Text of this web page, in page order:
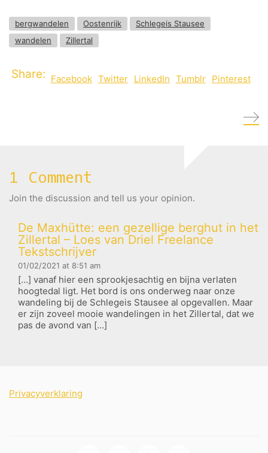
bergwandelen Oostenrijk
Schlegeis Stausee
wandelen
Zillertal
Share: Facebook Twitter LinkedIn Tumblr Pinterest
1 Comment
Join the discussion and tell us your opinion.
De Maxhütte: een gezellige berghut in het
Zillertal – Loes van Driel Freelance
Tekstschrijver
01/02/2021 at 8:51 am
[…] vanaf hier een sprookjesachtig en bijna verlaten
hoogtedal ligt. Het bord is ons onderweg naar onze
wandeling bij de Schlegeis Stausee al opgevallen. Maar
er zijn zoveel mooie wandelingen in het Zillertal, dat we
pas de avond van […]
Privacyverklaring